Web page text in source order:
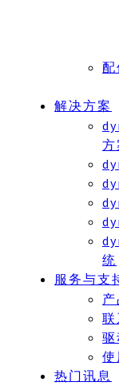
配
解决方案
方
统
服务与支
使
热门讯息